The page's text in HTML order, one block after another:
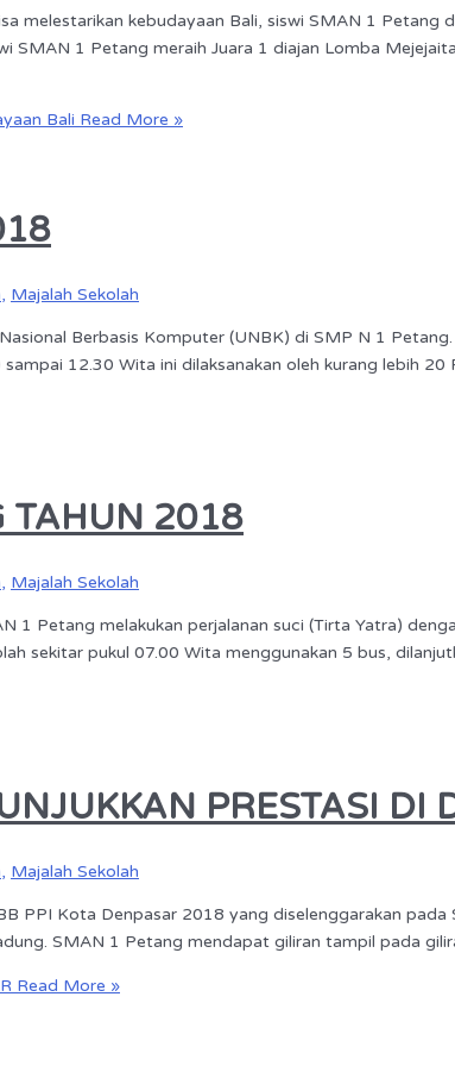
melestarikan kebudayaan Bali, siswi SMAN 1 Petang
SMAN 1 Petang meraih Juara 1 diajan Lomba
Bali Read More »
, Majalah Sekolah
Berbasis Komputer (UNBK) di SMP N 1
12.30 Wita ini dilaksanakan oleh kurang lebih 20
TAHUN 2018
, Majalah Sekolah
1 Petang melakukan perjalanan suci (Tirta Yatra)
sekitar pukul 07.00 Wita menggunakan 5 bus,
PRESTASI DI
, Majalah Sekolah
PPI Kota Denpasar 2018 yang diselenggarakan
SMAN 1 Petang mendapat giliran tampil pada
Read More »